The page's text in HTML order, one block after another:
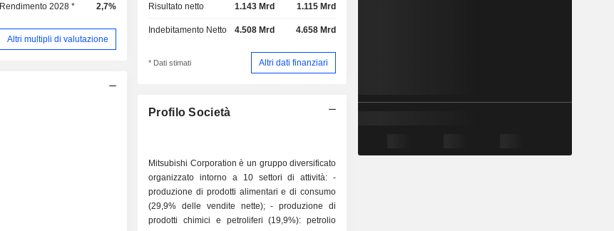
Rendimento 2028 * 2,7%
Altri multipli di valutazione
Risultato netto 1.143 Mrd 1.115 Mrd
Indebitamento Netto 4.508 Mrd 4.658 Mrd
* Dati stimati Altri dati finanziari
Profilo Società
Mitsubishi Corporation è un gruppo diversificato
organizzato intorno a 10 settori di attività: -
produzione di prodotti alimentari e di consumo
(29,9% delle vendite nette); - produzione di
prodotti chimici e petroliferi (19,9%): petrolio